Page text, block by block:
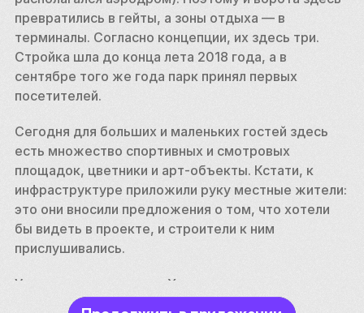
превратились в гейты, а зоны отдыха — в
терминалы. Согласно концепции, их здесь три.
Стройка шла до конца лета 2018 года, а в
сентябре того же года парк принял первых
посетителей.
Сегодня для больших и маленьких гостей здесь
есть множество спортивных и смотровых
площадок, цветники и арт-объекты. Кстати, к
инфраструктуре приложили руку местные жители:
это они вносили предложения о том, что хотели
бы видеть в проекте, и строители к ним
прислушивались.
У каждого терминала «Ходынского поля» есть
своя тематика и специфика. Любители спокойных